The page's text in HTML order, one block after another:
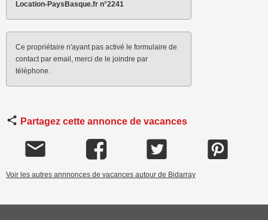
Location-PaysBasque.fr n°2241
Ce propriétaire n'ayant pas activé le formulaire de
contact par email, merci de le joindre par
téléphone.
Partagez cette annonce de vacances
Voir les autres annnonces de vacances autour de Bidarray